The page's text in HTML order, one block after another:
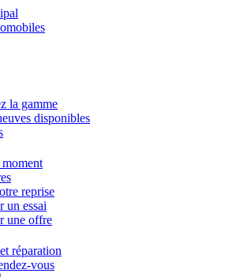
la gamme
disponibles
reprise
un essai
une offre
réparation
vous